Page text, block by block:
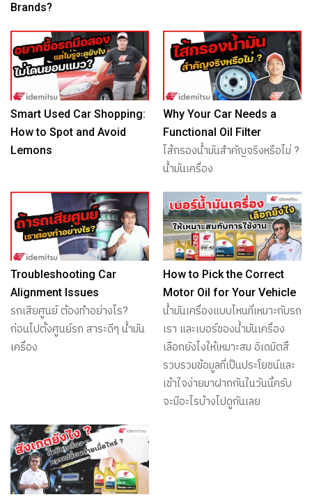
Brands?
Smart Used Car Shopping:
How to Spot and Avoid
Lemons
Why Your Car Needs a
Functional Oil Filter
ไส้กรองน้ำมันสำคัญจริงหรือไม่ ?
น้ำมันเครื่อง
Troubleshooting Car
Alignment Issues
รถเสียศูนย์ ต้องทำอย่างไร?
ก่อนไปตั้งศูนย์รถ สาระดีๆ น้ำมัน
เครื่อง
How to Pick the Correct
Motor Oil for Your Vehicle
น้ำมันเครื่องแบบไหนที่เหมาะกับรถ
เรา และเบอร์ของน้ำมันเครื่อง
เลือกยังไงให้เหมาะสม อิเดมิตสึ
รวบรวมข้อมูลที่เป็นประโยชน์และ
เข้าใจง่ายมาฝากกันในวันนี้ครับ
จะมีอะไรบ้างไปดูกันเลย